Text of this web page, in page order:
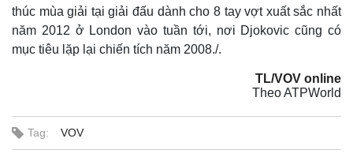
Hồ sơ
thúc mùa giải tại giải đấu dành cho 8 tay vợt xuất sắc nhất
năm 2012 ở London vào tuần tới, nơi Djokovic cũng có
mục tiêu lặp lại chiến tích năm 2008./.
TL/VOV online
Theo ATPWorld
Tag: VOV